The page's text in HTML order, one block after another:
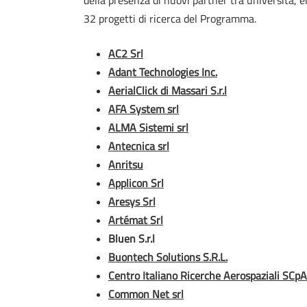
32 progetti di ricerca del Programma.
AC2 Srl
Adant Technologies Inc.
AerialClick di Massari S.r.l
AFA System srl
ALMA Sistemi srl
Antecnica srl
Anritsu
Applicon Srl
Aresys Srl
Artémat Srl
Bluen S.r.l
Buontech Solutions S.R.L.
Centro Italiano Ricerche Aerospaziali SCpA
Common Net srl